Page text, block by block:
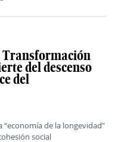
Transformación
del descenso
del
de la longevidad”
social